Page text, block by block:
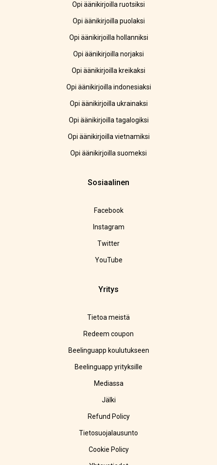
Opi äänikirjoilla ruotsiksi
Opi äänikirjoilla puolaksi
Opi äänikirjoilla hollanniksi
Opi äänikirjoilla norjaksi
Opi äänikirjoilla kreikaksi
Opi äänikirjoilla indonesiaksi
Opi äänikirjoilla ukrainaksi
Opi äänikirjoilla tagalogiksi
Opi äänikirjoilla vietnamiksi
Opi äänikirjoilla suomeksi
Sosiaalinen
Facebook
Instagram
Twitter
YouTube
Yritys
Tietoa meistä
Redeem coupon
Beelinguapp koulutukseen
Beelinguapp yrityksille
Mediassa
Jälki
Refund Policy
Tietosuojalausunto
Cookie Policy